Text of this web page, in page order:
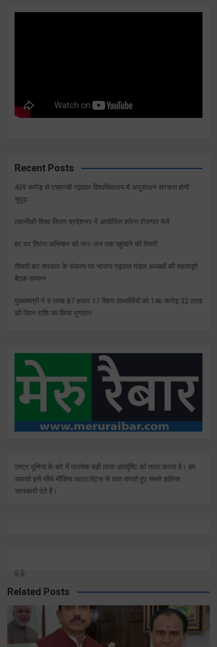
Recent Posts
459 करोड़ से एचएनबी गढ़वाल विश्वविद्यालय में अनुसंधान संरचना होगी
सुदृढ
तकनीकी शिक्षा विभाग प्रदेशभर में आयोजित करेगा रोजगार मेले
हर घर तिरंगा अभियान को जन-जन तक पहुंचाने की तैयारी
तीसरी बार सरकार के संकल्प पर भाजपा गढ़वाल मंडल अध्यक्षों की महत्वपूर्ण
बैठक सम्पन्न
मुख्यमंत्री ने 9 लाख 87 हजार 17 पेंशन लाभार्थियों को 146 करोड़ 32 लाख
की पेंशन राशि का किया भुगतान
राष्ट्र दुनिया के बारे में प्रत्येक बड़ी ताजा अंतर्दृष्टि को ताज़ा करता है। हम
आपको इसे सीधे मीडिया आउटलेट्स से ज्ञात कराते हुए सबसे हालिया
जानकारी देते हैं।
Related Posts